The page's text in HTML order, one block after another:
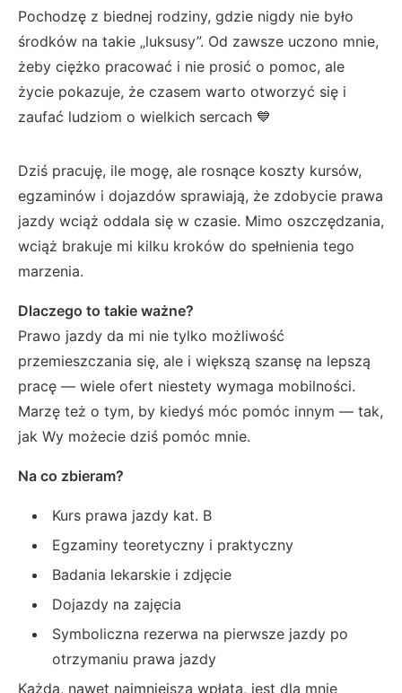
Pochodzę z biednej rodziny, gdzie nigdy nie było
środków na takie „luksusy”. Od zawsze uczono mnie,
żeby ciężko pracować i nie prosić o pomoc, ale
życie pokazuje, że czasem warto otworzyć się i
zaufać ludziom o wielkich sercach 💙
Dziś pracuję, ile mogę, ale rosnące koszty kursów,
egzaminów i dojazdów sprawiają, że zdobycie prawa
jazdy wciąż oddala się w czasie. Mimo oszczędzania,
wciąż brakuje mi kilku kroków do spełnienia tego
marzenia.
Dlaczego to takie ważne?
Prawo jazdy da mi nie tylko możliwość
przemieszczania się, ale i większą szansę na lepszą
pracę — wiele ofert niestety wymaga mobilności.
Marzę też o tym, by kiedyś móc pomóc innym — tak,
jak Wy możecie dziś pomóc mnie.
Na co zbieram?
Kurs prawa jazdy kat. B
Egzaminy teoretyczny i praktyczny
Badania lekarskie i zdjęcie
Dojazdy na zajęcia
Symboliczna rezerwa na pierwsze jazdy po
otrzymaniu prawa jazdy
Każda, nawet najmniejsza wpłata, jest dla mnie